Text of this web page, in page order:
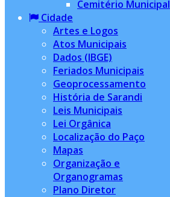
Cemitério Municipal
Cidade
Artes e Logos
Atos Municipais
Dados (IBGE)
Feriados Municipais
Geoprocessamento
História de Sarandi
Leis Municipais
Lei Orgânica
Localização do Paço
Mapas
Organização e
Organogramas
Plano Diretor